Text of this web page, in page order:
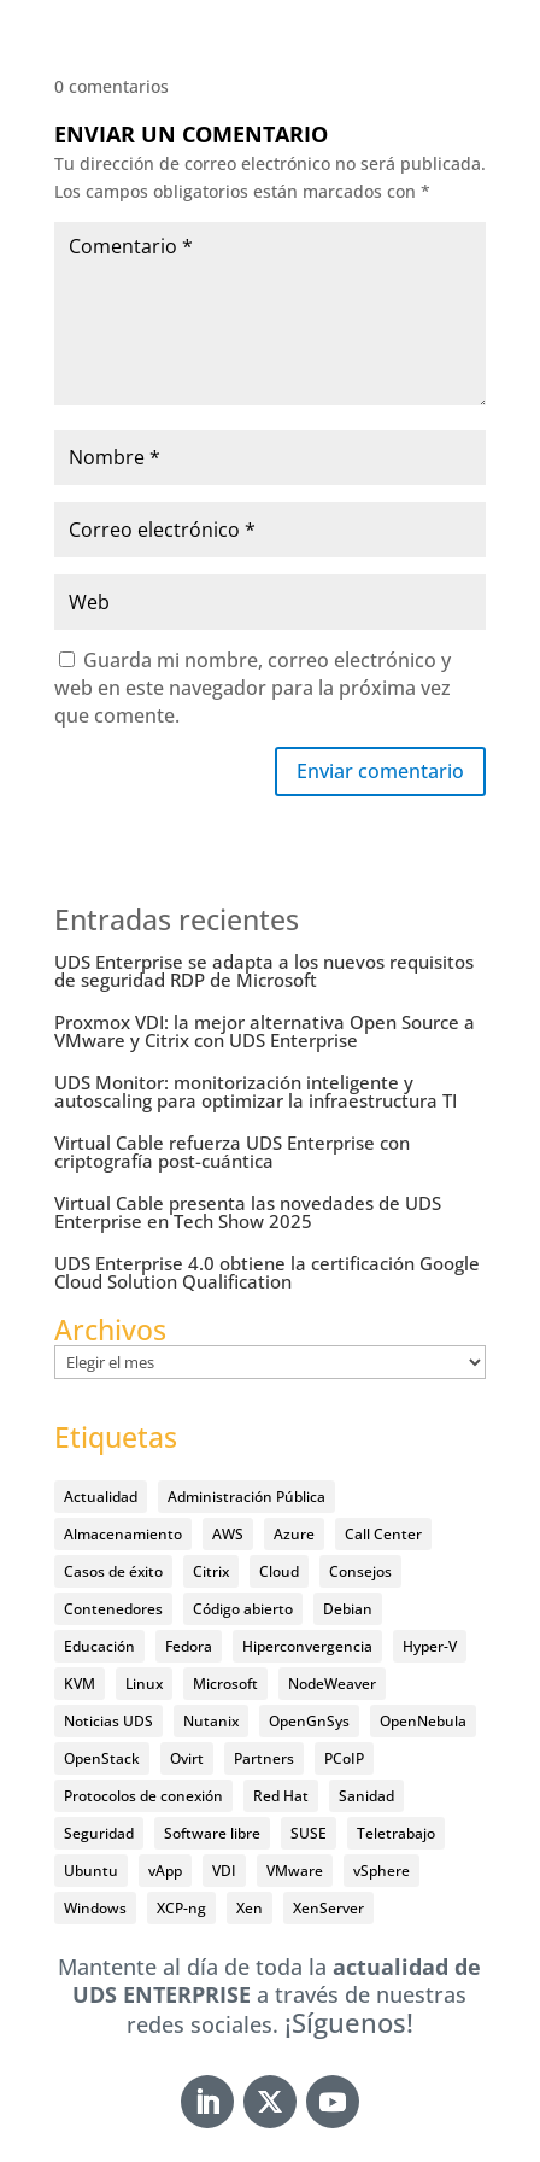
0 comentarios
ENVIAR UN COMENTARIO
Tu dirección de correo electrónico no será publicada.
Los campos obligatorios están marcados con *
Guarda mi nombre, correo electrónico y
web en este navegador para la próxima vez
que comente.
Enviar comentario
Entradas recientes
UDS Enterprise se adapta a los nuevos requisitos
de seguridad RDP de Microsoft
Proxmox VDI: la mejor alternativa Open Source a
VMware y Citrix con UDS Enterprise
UDS Monitor: monitorización inteligente y
autoscaling para optimizar la infraestructura TI
Virtual Cable refuerza UDS Enterprise con
criptografía post-cuántica
Virtual Cable presenta las novedades de UDS
Enterprise en Tech Show 2025
UDS Enterprise 4.0 obtiene la certificación Google
Cloud Solution Qualification
Archivos
Archivos
Etiquetas
Actualidad
Administración Pública
Almacenamiento
AWS Azure
Call Center
Casos de éxito
Citrix Cloud
Consejos
Contenedores
Código abierto
Debian
Educación
Fedora Hiperconvergencia
Hyper-V
KVM
Linux Microsoft
NodeWeaver
Noticias UDS
Nutanix OpenGnSys
OpenNebula
OpenStack
Ovirt Partners
PCoIP
Protocolos de conexión
Red Hat
Sanidad
Seguridad
Software libre SUSE
Teletrabajo
Ubuntu
vApp VDI VMware
vSphere
Windows
XCP-ng Xen XenServer
Mantente al día de toda laactualidad de
UDS ENTERPRISEa través de nuestras
redes sociales. ¡Síguenos!